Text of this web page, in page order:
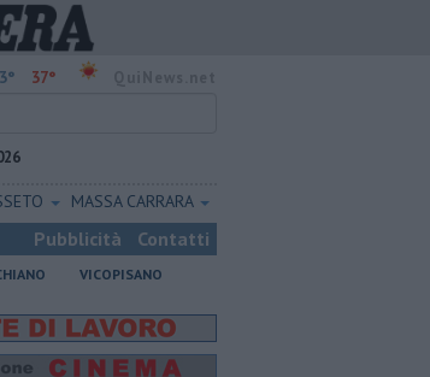
37°
MASSA CARRARA
Pubblicità Contatti
VICOPISANO